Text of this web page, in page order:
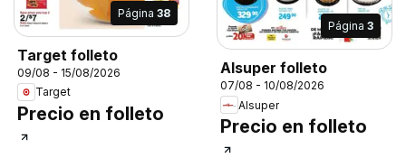
Página 38
Target folleto
09/08 - 15/08/2026
Target
Precio en folleto
Página 3
Alsuper folleto
07/08 - 10/08/2026
Alsuper
Precio en folleto